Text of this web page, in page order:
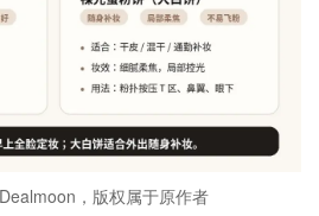
，版权属于原作者